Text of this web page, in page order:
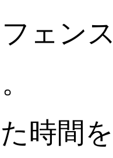
ェン
時間